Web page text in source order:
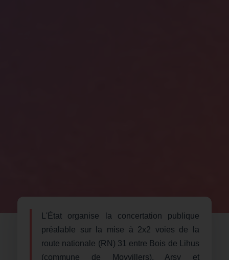
L'État organise la concertation publique
préalable sur la mise à 2x2 voies de la
route nationale (RN) 31 entre Bois de Lihus
(commune de Moyvillers), Arsy et